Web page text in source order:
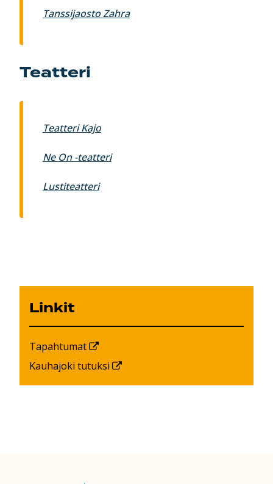
Tanssijaosto Zahra
Teatteri
Teatteri Kajo
Ne On -teatteri
Lustiteatteri
Linkit
Tapahtumat
Kauhajoki tutuksi